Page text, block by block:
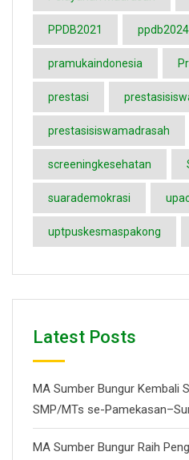
PPDB2021 ppdb2024
pramukaindonesia
prestasi
prestasisiswamadrasah
screeningkesehatan
suarademokrasi
uptpuskesmaspakong
Latest Posts
MA Sumber Bungur Kembali
SMP/MTs se-
MA Sumber Bungur Raih